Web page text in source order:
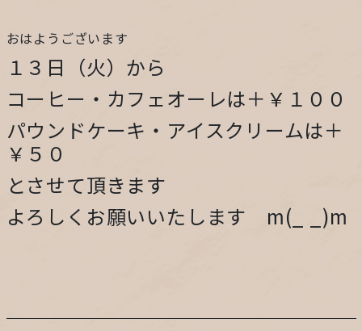
お問い合わせ
プライバシーポリシー
サイトマップ
おはようございます
１３日（火）から
コーヒー・カフェオーレは＋￥１００
パウンドケーキ・アイスクリームは＋
￥５０
とさせて頂きます
よろしくお願いいたします m(_ _)m